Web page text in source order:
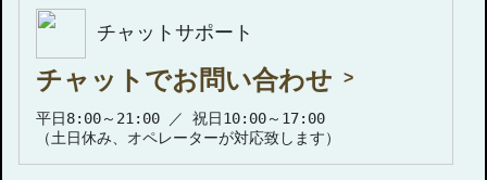
チャットサポート
チャットでお問い合わせ
平日8:00～21:00 ／ 祝日10:00～17:00
（土日休み、オペレーターが対応致します）